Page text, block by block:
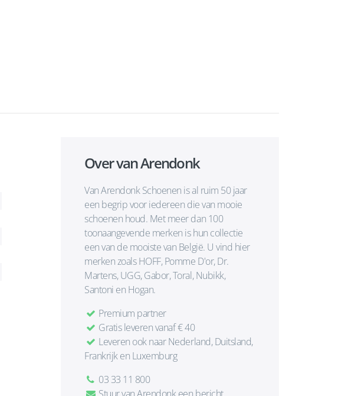
Over van Arendonk
Van Arendonk Schoenen is al ruim 50 jaar
een begrip voor iedereen die van mooie
schoenen houd. Met meer dan 100
toonaangevende merken is hun collectie
een van de mooiste van België. U vind hier
merken zoals HOFF, Pomme D'or, Dr.
Martens, UGG, Gabor, Toral, Nubikk,
Santoni en Hogan.
Premium partner
Gratis leveren vanaf € 40
Leveren ook naar Nederland, Duitsland,
Frankrijk en Luxemburg
03 33 11 800